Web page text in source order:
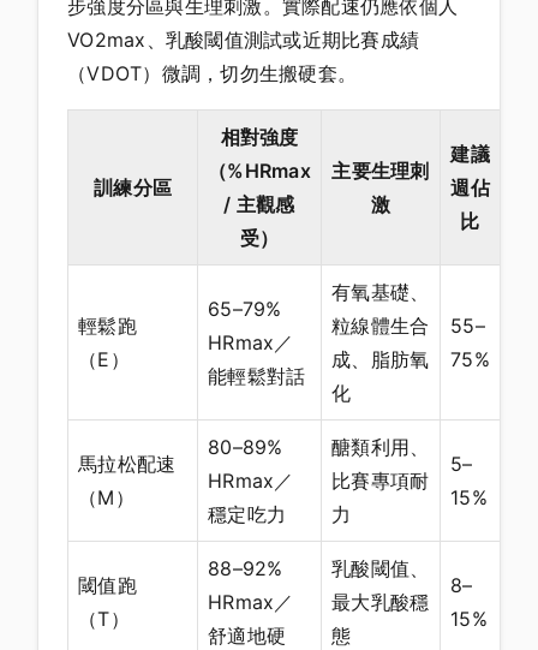
步強度分區與生理刺激。實際配速仍應依個人
VO2max、乳酸閾值測試或近期比賽成績
（VDOT）微調，切勿生搬硬套。
訓練分區
相對強度
（%HRmax
/ 主觀感
受）
主要生理刺
激
建議
週佔
比
輕鬆跑
（E）
65–79%
HRmax／
能輕鬆對話
有氧基礎、
粒線體生合
成、脂肪氧
化
55–
75%
馬拉松配速
（M）
80–89%
HRmax／
穩定吃力
醣類利用、
比賽專項耐
力
5–
15%
閾值跑
（T）
88–92%
HRmax／
舒適地硬
乳酸閾值、
最大乳酸穩
態
8–
15%